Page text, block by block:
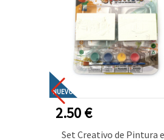
NUEVO
2.50 €
Set Creativo de Pintura